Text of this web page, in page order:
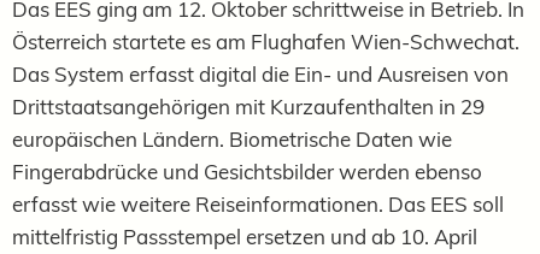
Das EES ging am 12. Oktober schrittweise in Betrieb. In
Österreich startete es am Flughafen Wien-Schwechat.
Das System erfasst digital die Ein- und Ausreisen von
Drittstaatsangehörigen mit Kurzaufenthalten in 29
europäischen Ländern. Biometrische Daten wie
Fingerabdrücke und Gesichtsbilder werden ebenso
erfasst wie weitere Reiseinformationen. Das EES soll
mittelfristig Passstempel ersetzen und ab 10. April